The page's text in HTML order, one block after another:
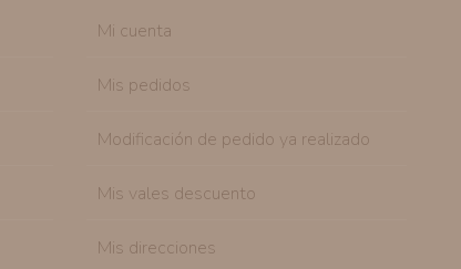
sobre usted, corregirla y eliminarla, tal y
Mi cuenta
Mis pedidos
Modificación de pedido ya realizado
Mis vales descuento
Mis direcciones